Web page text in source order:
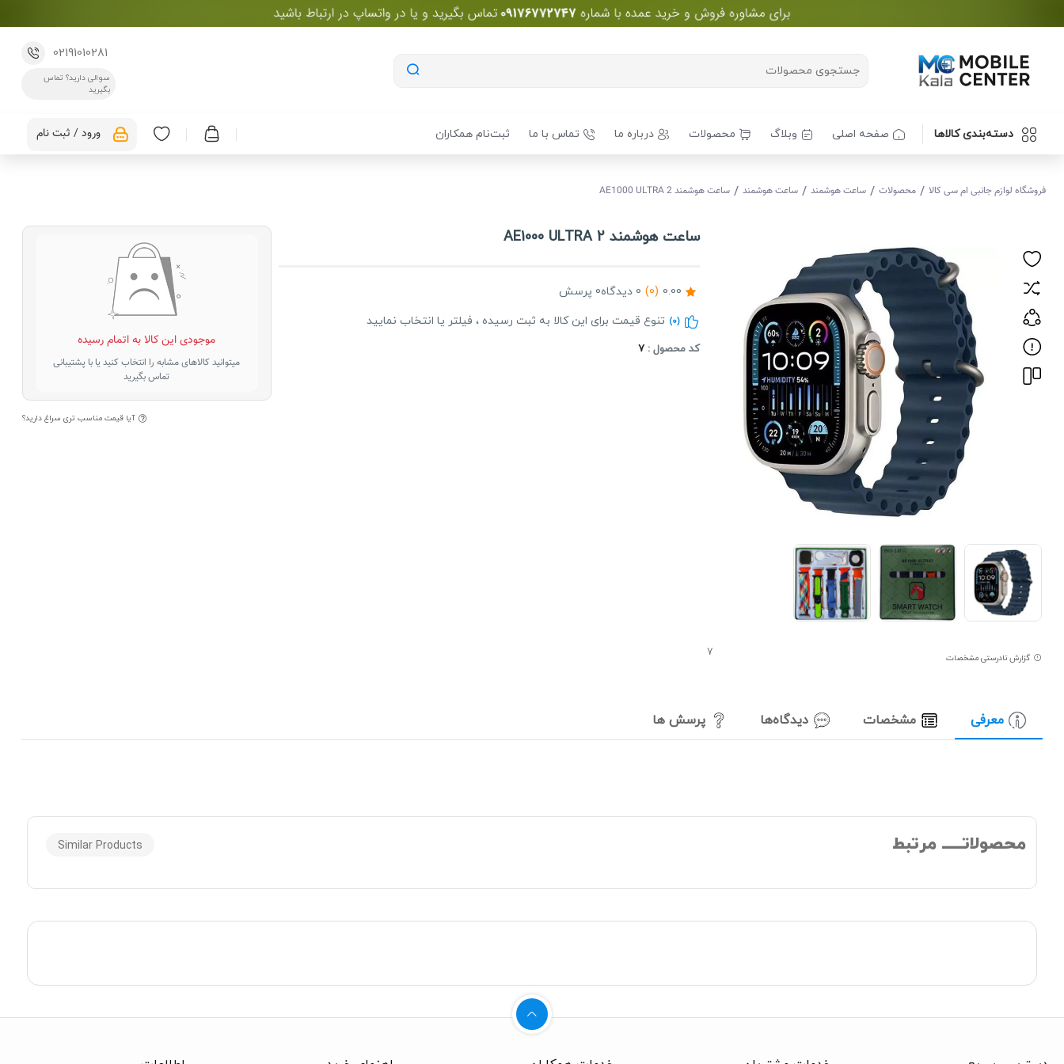
02191010281
سوالی دارید؟ تماس
بگیرید
دسته‌بندی کالاها صفحه اصلی وبلاگ محصولات درباره ما تماس با ما ثبت‌نام همکاران ورود / ثبت نام
فروشگاه لوازم جانبی ام سی کالا / محصولات / ساعت هوشمند / ساعت هوشمند / ساعت هوشمند AE1000 ULTRA 2
گزارش نادرستی مشخصات 7
ساعت هوشمند AE1000 ULTRA 2
0.00
(0) 0 دیدگاه 0 پرسش
(0) تنوع قیمت برای این کالا به ثبت رسیده ، فیلتر یا انتخاب نمایید
کد محصول :7
موجودی این کالا به اتمام رسیده
میتوانید کالاهای مشابه را انتخاب کنید یا با پشتیبانی
تماس بگیرید
آیا قیمت مناسب تری سراغ دارید؟
معرفی مشخصات دیدگاه‌ها پرسش ها
محصولاتـــــ مرتبط Similar Products